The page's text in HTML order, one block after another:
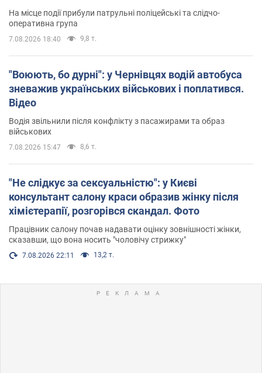
На місце події прибули патрульні поліцейські та слідчо-
оперативна група
7.08.2026 18:40 9,8 т.
"Воюють, бо дурні": у Чернівцях водій автобуса
зневажив українських військових і поплатився.
Відео
Водія звільнили після конфлікту з пасажирами та образ
військових
7.08.2026 15:47 8,6 т.
"Не слідкує за сексуальністю": у Києві
консультант салону краси образив жінку після
хімієтерапії, розгорівся скандал. Фото
Працівник салону почав надавати оцінку зовнішності жінки,
сказавши, що вона носить "чоловічу стрижку"
7.08.2026 22:11 13,2 т.